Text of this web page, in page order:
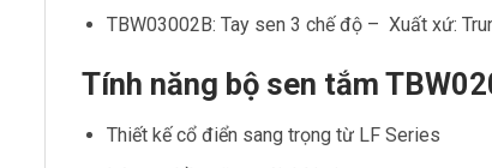
TBW03002B: Tay sen 3 chế độ – Xuất xứ:
Tính năng bộ sen tắm
Thiết kế cổ điển sang trọng từ LF Series